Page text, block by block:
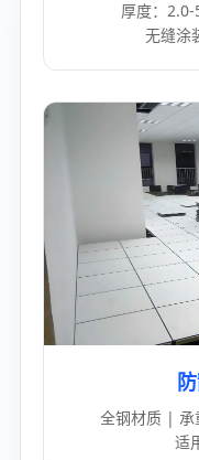
厚度：
无缝涂
全钢材质 | 承
适